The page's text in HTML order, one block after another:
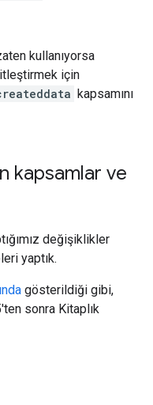
kullanıyorsa
için
kapsamını
kapsamlar ve
değişiklikler
yaptık.
gösterildiği gibi,
sonra Kitaplık